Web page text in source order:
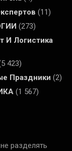
(11)
(273)
И Логистика
423)
Праздники (2)
(1 567)
разделять